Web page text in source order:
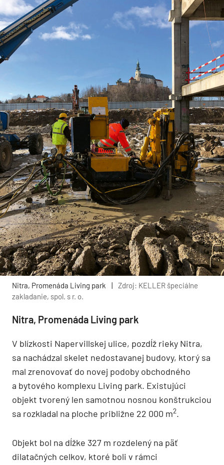
Nitra, Promenáda Living park |
Zdroj: KELLER špeciálne
zakladanie, spol. s r. o.
Nitra, Promenáda Living park
V blízkosti Napervillskej ulice, pozdĺž rieky Nitra,
sa nachádzal skelet nedostavanej budovy, ktorý sa
mal zrenovovať do novej podoby obchodného
a bytového komplexu Living park. Existujúci
objekt tvorený len samotnou nosnou konštrukciou
sa rozkladal na ploche približne 22 000 m2.
Objekt bol na dĺžke 327 m rozdelený na päť
dilatačných celkov, ktoré boli v rámci